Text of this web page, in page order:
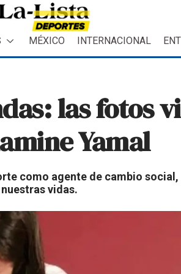
MÉXICO INTERNACIONAL
las fotos
Yamal
como agente de cambio
vidas.